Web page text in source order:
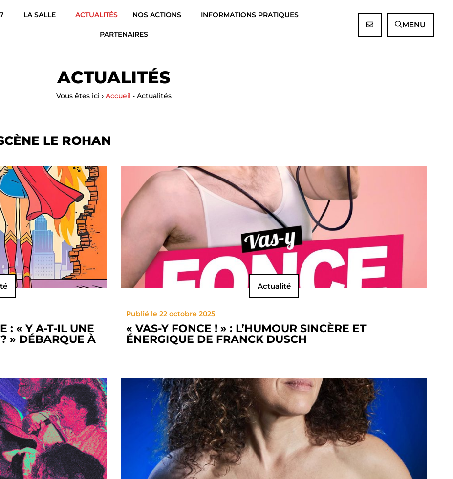
LA SALLE ACTUALITÉS NOS ACTIONS INFORMATIONS PRATIQUES
PARTENAIRES
MENU
ACTUALITÉS
Vous êtes ici › Accueil • Actualités
LE ROHAN
: « Y A-T-IL UNE
» DÉBARQUE À
Actualité
Publié le 22 octobre 2025
« VAS-Y FONCE ! » : L’HUMOUR SINCÈRE ET
ÉNERGIQUE DE FRANCK DUSCH